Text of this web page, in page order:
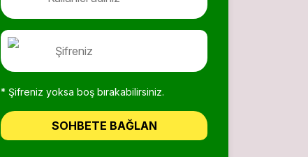
* Şifreniz yoksa boş bırakabilirsiniz.
SOHBETE BAĞLAN